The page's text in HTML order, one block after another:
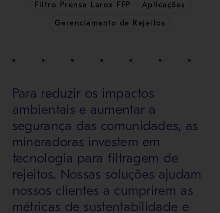
Filtro Prensa Larox FFP Aplicações
Gerenciamento de Rejeitos
Para reduzir os impactos
ambientais e aumentar a
segurança das comunidades, as
mineradoras investem em
tecnologia para filtragem de
rejeitos. Nossas soluções ajudam
nossos clientes a cumprirem as
métricas de sustentabilidade e